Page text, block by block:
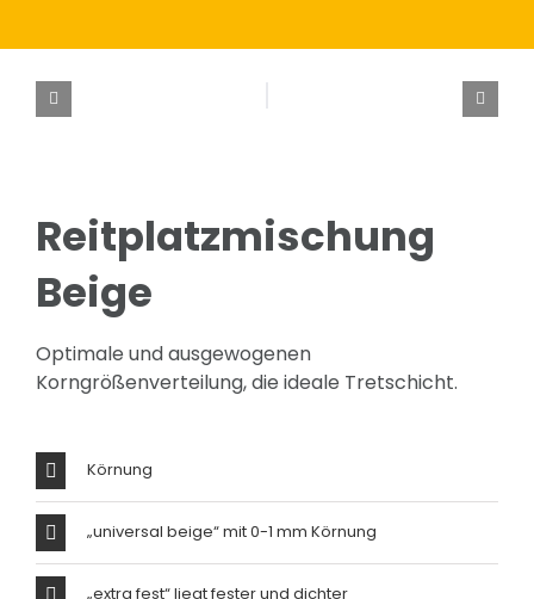
Reitplatzmischung
Beige
Optimale und ausgewogenen
Korngrößenverteilung, die ideale Tretschicht.
Körnung
„universal beige“ mit 0-1 mm Körnung
„extra fest“ liegt fester und dichter